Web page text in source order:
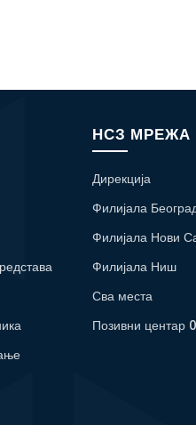
НСЗ МРЕЖА
Дирекција
Филијала
Филијала Нови
Филијала Ниш
Сва места
Позивни